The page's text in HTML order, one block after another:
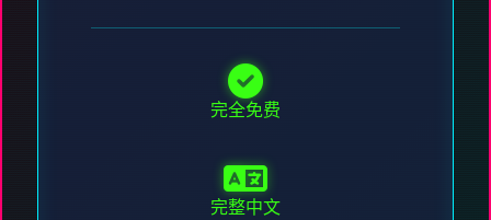
完全免费
完整中文